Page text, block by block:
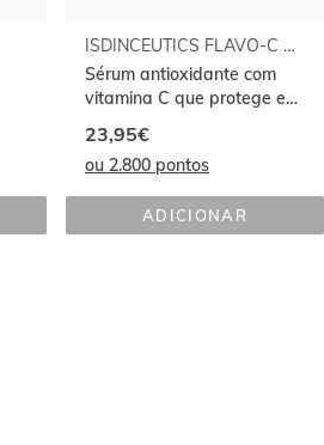
ISDINCEUTICS FLAVO-C ULTRAGLICAN AMPOLAS 10 UNID
Sérum antioxidante com
vitamina C que protege e
23,95€
ou 2.800 pontos
ADICIONARISDINCEUTICS